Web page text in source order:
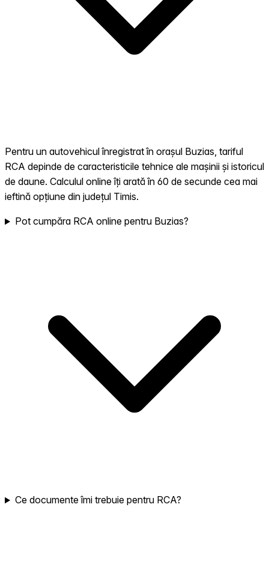
Pentru un autovehicul înregistrat în orașul Buzias, tariful
RCA depinde de caracteristicile tehnice ale mașinii și istoricul
de daune. Calculul online îți arată în 60 de secunde cea mai
ieftină opțiune din județul Timis.
Pot cumpăra RCA online pentru Buzias?
Ce documente îmi trebuie pentru RCA?